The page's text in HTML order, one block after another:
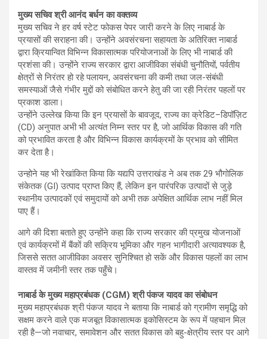
मुख्य सचिव श्री आनंद बर्धन का वक्तव्य
मुख्य सचिव ने हर वर्ष स्टेट फोकस पेपर जारी करने के लिए नाबार्ड के
प्रयासों की सराहना की। उन्होंने अवसंरचना सहायता के अतिरिक्त नाबार्ड
द्वारा क्रियान्वित विभिन्न विकासात्मक परियोजनाओं के लिए भी नाबार्ड की
प्रशंसा की। उन्होंने राज्य सरकार द्वारा आजीविका संबंधी चुनौतियों, पर्वतीय
क्षेत्रों से निरंतर हो रहे पलायन, अवसंरचना की कमी तथा जल-संबंधी
समस्याओं जैसे गंभीर मुद्दों को संबोधित करने हेतु की जा रही निरंतर पहलों पर
प्रकाश डाला।
उन्होंने उल्लेख किया कि इन प्रयासों के बावजूद, राज्य का क्रेडिट–डिपॉज़िट
(CD) अनुपात अभी भी अत्यंत निम्न स्तर पर है, जो आर्थिक विकास की गति
को प्रभावित करता है और विभिन्न विकास कार्यक्रमों के प्रभाव को सीमित
कर देता है।
उन्होने यह भी रेखांकित किया कि यद्यपि उत्तराखंड ने अब तक 29 भौगोलिक
संकेतक (GI) उत्पाद प्राप्त किए हैं, लेकिन इन पारंपरिक उत्पादों से जुड़े
स्थानीय उत्पादकों एवं समुदायों को अभी तक अपेक्षित आर्थिक लाभ नहीं मिल
पाए हैं।
आगे की दिशा बताते हुए उन्होंने कहा कि राज्य सरकार की प्रमुख योजनाओं
एवं कार्यक्रमों में बैंकों की सक्रिय भूमिका और गहन भागीदारी अत्यावश्यक है,
जिससे सतत आजीविका अवसर सुनिश्चित हो सकें और विकास पहलों का लाभ
वास्तव में जमीनी स्तर तक पहुँचे।
नाबार्ड के मुख्य महाप्रबंधक (CGM) श्री पंकज यादव का संबोधन
मुख्य महाप्रबंधक श्री पंकज यादव ने बताया कि नाबार्ड को ग्रामीण समृद्धि को
सक्षम करने वाले एक मजबूत विकासात्मक इकोसिस्टम के रूप में पहचान मिल
रही है—जो नवाचार, समावेशन और सतत विकास को बहु-क्षेत्रीय स्तर पर आगे